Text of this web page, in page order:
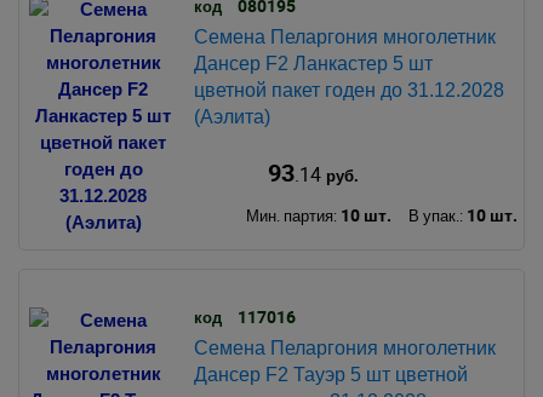
код 080195
Семена Пеларгония многолетник
Дансер F2 Ланкастер 5 шт
цветной пакет годен до 31.12.2028
(Аэлита)
93.14руб.
Мин. партия: 10 шт. В упак.: 10 шт.
код 117016
Семена Пеларгония многолетник
Дансер F2 Тауэр 5 шт цветной